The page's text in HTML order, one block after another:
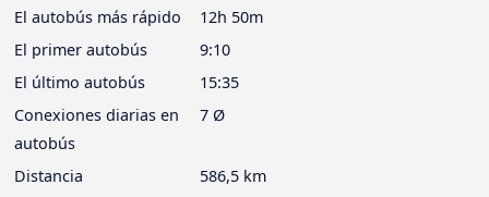
El autobús más rápido
12h 50m
El primer autobús
9:10
El último autobús
15:35
Conexiones diarias en
autobús
7 Ø
Distancia
586,5 km